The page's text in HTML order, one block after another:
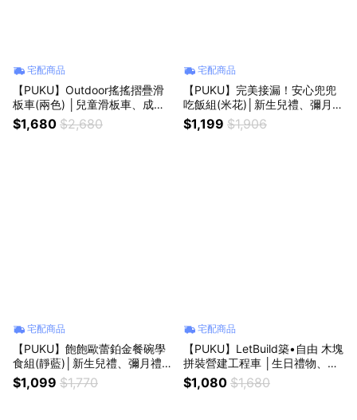
宅配商品
【PUKU】Outdoor搖搖摺疊滑
板車(兩色) │兒童滑板車、成長
型滑板車、生日禮物│
$1,680 $2,680
宅配商品
【PUKU】完美接漏！安心兜兜
吃飯組(米花)│新生兒禮、彌月
禮、周歲禮│
$1,199 $1,906
宅配商品
【PUKU】飽飽歐蕾鉑金餐碗學
食組(靜藍)│新生兒禮、彌月禮、
周歲禮│
$1,099 $1,770
宅配商品
【PUKU】LetBuild築•自由 木塊
拼裝營建工程車 │生日禮物、拼
裝積木、積木車 │
$1,080 $1,680